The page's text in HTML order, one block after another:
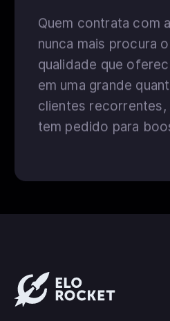
Quem contrata com
nunca mais procura
qualidade que
em uma grande
clientes
tem pedido para